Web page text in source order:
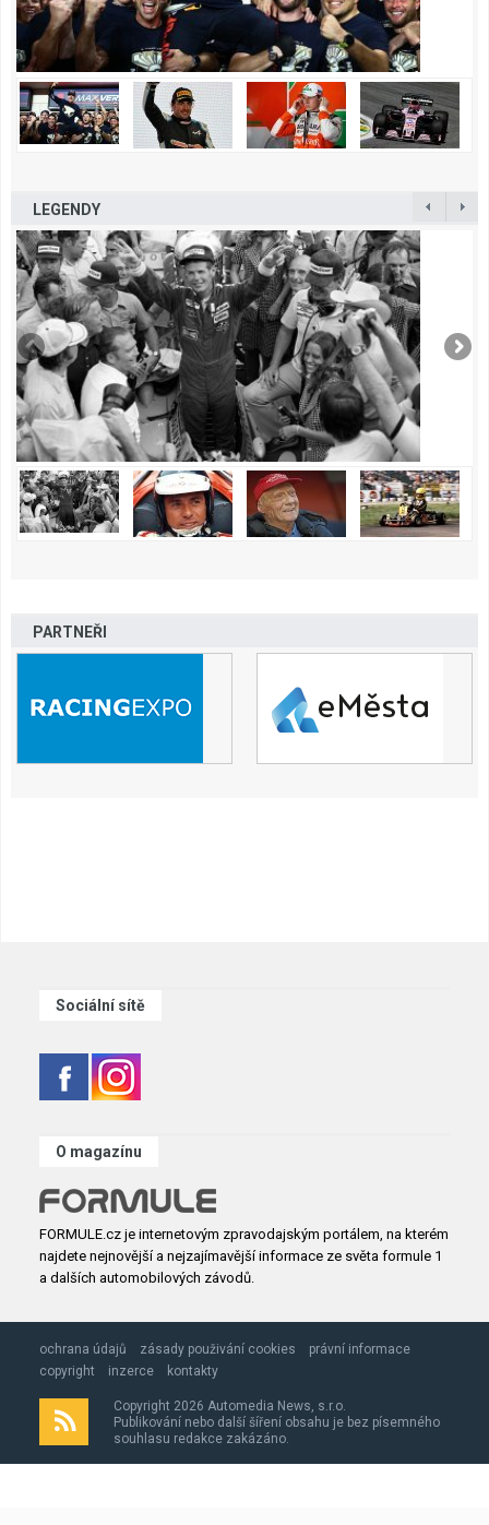
LEGENDY
PARTNEŘI
Sociální sítě
O magazínu
FORMULE.cz je internetovým zpravodajským portálem, na kterém
najdete nejnovější a nejzajímavější informace ze světa formule 1
a dalších automobilových závodů.
ochrana údajů zásady použivání cookies
právní informace
copyright
inzerce kontakty
Copyright 2026 Automedia News, s.r.o.
Publikování nebo další šíření obsahu je bez písemného
souhlasu redakce zakázáno.